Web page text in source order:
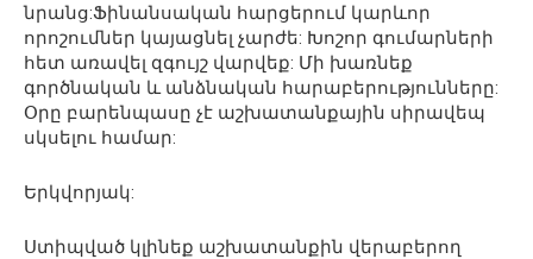
նրանց:Ֆինանսական հարցերում կարևոր
որոշումներ կայացնել չարժե: Խոշոր գումարների
հետ առավել զգույշ վարվեք: Մի խառնեք
գործնական և անձնական հարաբերությունները:
Օրը բարենպասը չէ աշխատանքային սիրավեպ
սկսելու համար:
Երկվորյակ:
Ստիպված կլինեք աշխատանքին վերաբերող